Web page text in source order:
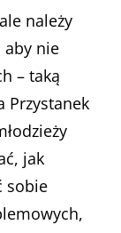
należy
aby nie
– taką
Przystanek
jak
sobie